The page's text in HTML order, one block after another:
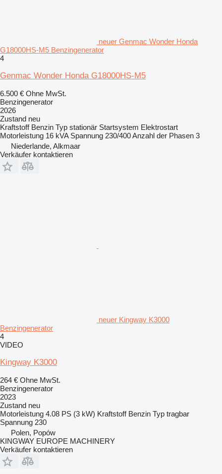
neuer Genmac Wonder Honda
G18000HS-M5 Benzingenerator
4
Genmac Wonder Honda G18000HS-M5
6.500 € Ohne MwSt.
Benzingenerator
2026
Zustand neu
Kraftstoff Benzin Typ stationär Startsystem Elektrostart
Motorleistung 16 kVA Spannung 230/400Anzahl der Phasen 3
Niederlande, Alkmaar
Verkäufer kontaktieren
neuer Kingway K3000
Benzingenerator
4
VIDEO
Kingway K3000
264 € Ohne MwSt.
Benzingenerator
2023
Zustand neu
Motorleistung 4.08 PS (3 kW) Kraftstoff Benzin Typ tragbar
Spannung 230
Polen, Popów
KINGWAY EUROPE MACHINERY
Verkäufer kontaktieren